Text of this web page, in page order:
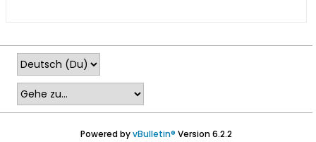
Powered byvBulletin® Version 6.2.2